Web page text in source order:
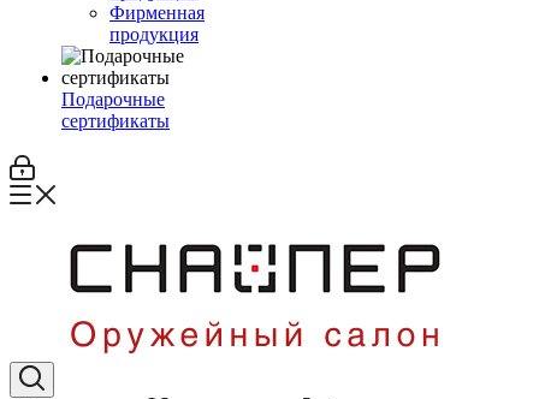
Фирменная
продукция
Подарочные
сертификаты